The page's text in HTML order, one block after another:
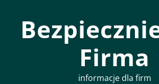
Firma
informacje dla firm